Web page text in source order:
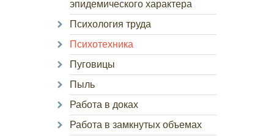
эпидемического характера
Психология труда
Психотехника
Пуговицы
Пыль
Работа в доках
Работа в замкнутых объемах